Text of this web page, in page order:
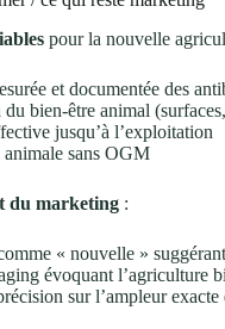
pour la nouvelle
et documentée des
bien-être animal
jusqu’à l’exploitation
sans OGM
du marketing :
« nouvelle »
évoquant l’agriculture
sur l’ampleur